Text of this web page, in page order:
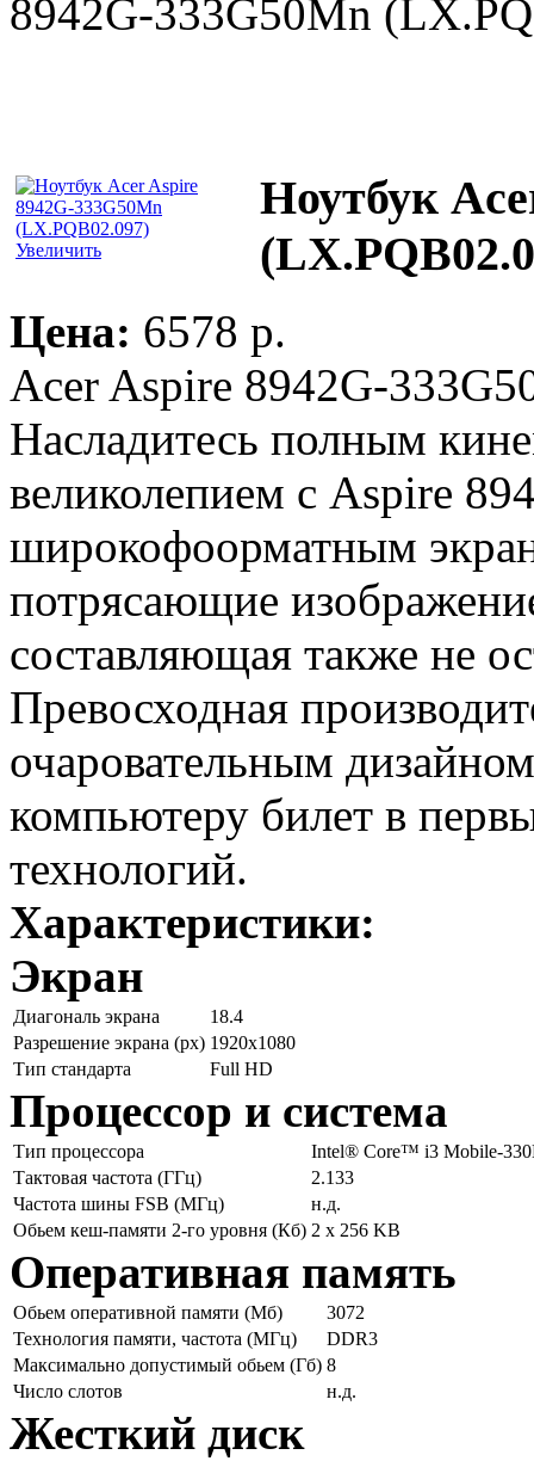
8942G-333G50Mn
Увеличить
Ноутбук
Цена: 6578 p.
Acer Aspire 8942G-
Насладитесь полным
великолепием с Aspire
широкофоорматным
потрясающие
составляющая также не
Превосходная
очаровательным
компьютеру билет в
технологий.
Характеристики:
Экран
Диагональ экрана
18.4
Разрешение экрана (px) 1920x1080
Тип стандарта
Full HD
Процессор и система
Тип процессора
Intel® Core™ i3 Mobile-
Тактовая частота (ГГц)
2.133
Частота шины FSB (МГц)
н.д.
Обьем кеш-памяти 2-го уровня (Кб) 2 х 256 KB
Оперативная память
Обьем оперативной памяти (Мб)
3072
Технология памяти, частота (МГц)
DDR3
Максимально допустимый обьем (Гб) 8
Число слотов
н.д.
Жесткий диск